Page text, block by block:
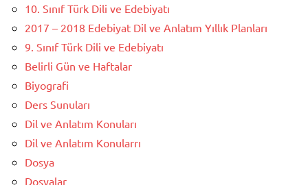
10. Sınıf Türk Dili ve Edebiyatı
2017 – 2018 Edebiyat Dil ve Anlatım Yıllık Planları
9. Sınıf Türk Dili ve Edebiyatı
Belirli Gün ve Haftalar
Biyografi
Ders Sunuları
Dil ve Anlatım Konuları
Dil ve Anlatım Konularrı
Dosya
Dosyalar